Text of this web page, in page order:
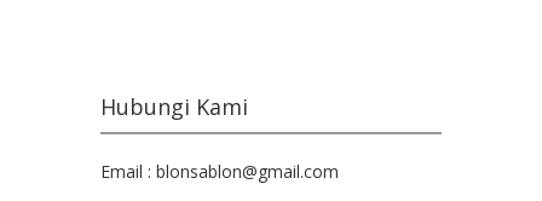
Hubungi Kami
Email : blonsablon@gmail.com